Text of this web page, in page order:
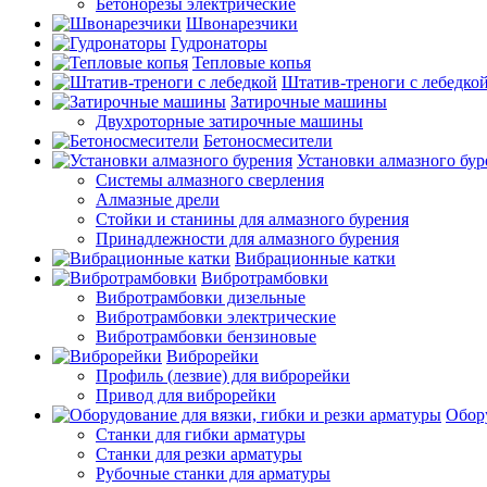
Бетонорезы электрические
Швонарезчики
Гудронаторы
Тепловые копья
Штатив-треноги с лебедкой
Затирочные машины
Двухроторные затирочные машины
Бетоносмесители
Установки алмазного
Системы алмазного сверления
Алмазные дрели
Стойки и станины для алмазного бурения
Принадлежности для алмазного бурения
Вибрационные катки
Вибротрамбовки
Вибротрамбовки дизельные
Вибротрамбовки электрические
Вибротрамбовки бензиновые
Виброрейки
Профиль (лезвие) для виброрейки
Привод для виброрейки
Станки для гибки арматуры
Станки для резки арматуры
Рубочные станки для арматуры